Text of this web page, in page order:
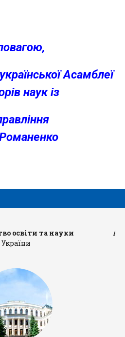
Асамблеї
наук із
управління
освіти та науки
України